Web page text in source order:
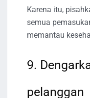
Karena itu,
semua
memantau
9.
pelanggan